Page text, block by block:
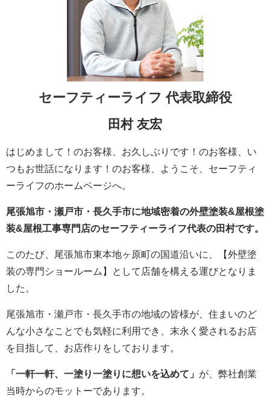
セーフティーライフ代表取締役
田村 友宏
はじめまして！のお客様、お久しぶりです！のお客様、い
つもお世話になります！のお客様、ようこそ、セーフティ
ーライフのホームページへ。
尾張旭市・瀬戸市・長久手市に地域密着の外壁塗装&屋根塗
装&屋根工事専門店のセーフティーライフ代表の田村です。
このたび、尾張旭市東本地ヶ原町の国道沿いに、【外壁塗
装の専門ショールーム】として店舗を構える運びとなりま
した。
尾張旭市・瀬戸市・長久手市の地域の皆様が、住まいのど
んな小さなことでも気軽に利用でき、末永く愛されるお店
を目指して、お店作りをしております。
「一軒一軒、一塗り一塗りに想いを込めて」 が、弊社創業
当時からのモットーであります。